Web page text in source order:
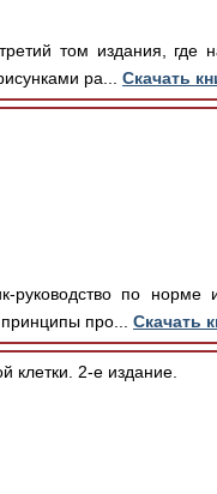
том издания, где
ра... Скачать
руководство по норме
про... Скачать
клетки. 2-е издание.